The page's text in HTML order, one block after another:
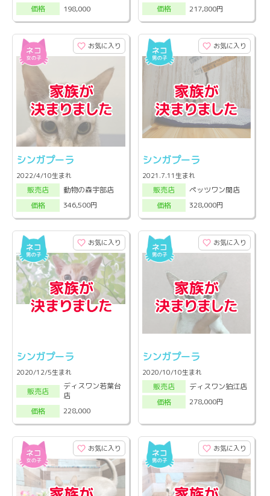
価格 198,000 価格 217,800円
お気に入り
シンガプーラ
2022/4/10生まれ
販売店
動物の森宇部店
価格
346,500円
お気に入り
シンガプーラ
2021.7.11生まれ
販売店
ペッツワン関店
価格
328,000円
お気に入り
シンガプーラ
2020/12/5生まれ
販売店
ディスワン若葉台
店
価格
228,000
お気に入り
シンガプーラ
2020/10/10生まれ
販売店
ディスワン狛江店
価格
278,000円
お気に入り お気に入り